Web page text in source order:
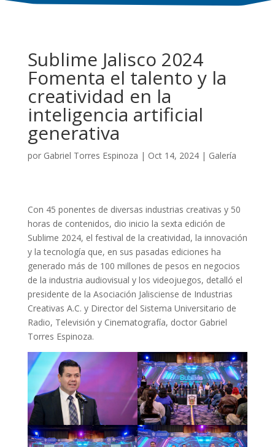
Sublime Jalisco 2024
Fomenta el talento y la
creatividad en la
inteligencia artificial
generativa
por Gabriel Torres Espinoza | Oct 14, 2024| Galería
Con 45 ponentes de diversas industrias creativas y 50
horas de contenidos, dio inicio la sexta edición de
Sublime 2024, el festival de la creatividad, la innovación
y la tecnología que, en sus pasadas ediciones ha
generado más de 100 millones de pesos en negocios
de la industria audiovisual y los videojuegos, detalló el
presidente de la Asociación Jalisciense de Industrias
Creativas A.C. y Director del Sistema Universitario de
Radio, Televisión y Cinematografía, doctor Gabriel
Torres Espinoza.